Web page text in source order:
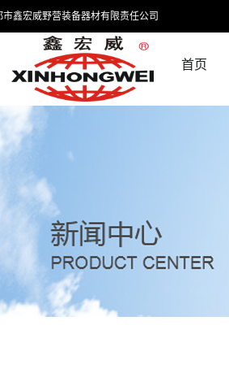
市鑫宏威野营装备器材有限责任公司
首页